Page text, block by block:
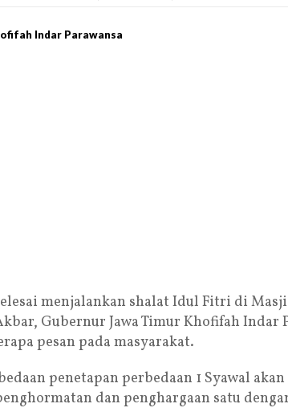
Indar Parawansa
menjalankan shalat Idul Fitri di
Gubernur Jawa Timur Khofifah Indar
pesan pada masyarakat.
penetapan perbedaan 1 Syawal
dan penghargaan satu